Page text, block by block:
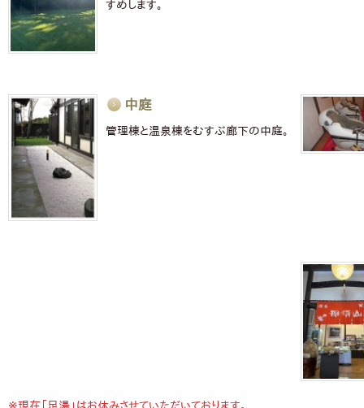
すめします。
中庭
管理棟と温泉棟をむすぶ廊下の中庭。